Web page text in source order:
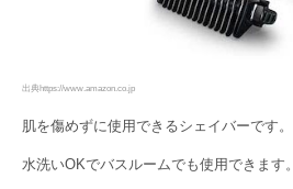
出典https://www.amazon.co.jp
肌を傷めずに使用できるシェイバーです。
水洗いOKでバスルームでも使用できます。